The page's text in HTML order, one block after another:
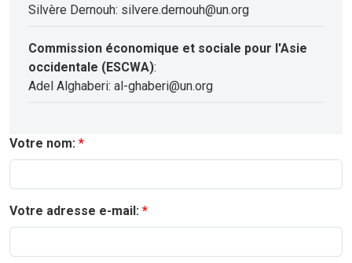
Silvère Dernouh: silvere.dernouh@un.org
Commission économique et sociale pour l'Asie
occidentale (ESCWA):
Adel Alghaberi: al-ghaberi@un.org
Votre nom:
Votre adresse e-mail: